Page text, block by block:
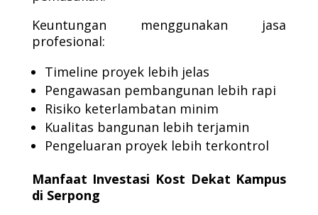
Keuntungan menggunakan jasa
profesional:
Timeline proyek lebih jelas
Pengawasan pembangunan lebih rapi
Risiko keterlambatan minim
Kualitas bangunan lebih terjamin
Pengeluaran proyek lebih terkontrol
Manfaat Investasi Kost Dekat Kampus
di Serpong